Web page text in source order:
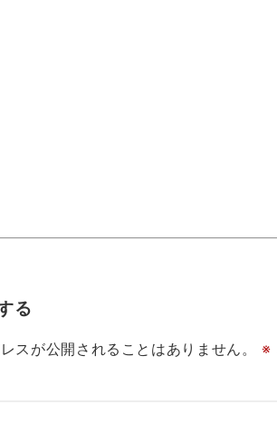
る
スが公開されることはありません。 ※